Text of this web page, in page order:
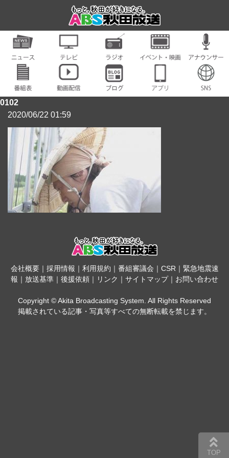
0102
2020/06/22 01:59
会社概要｜ 採用情報 ｜ 利用規約 ｜ 番組審議会 ｜ CSR｜ 緊急地震速
報 ｜ 放送基準 ｜ 後援依頼 ｜ リンク ｜ サイトマップ｜ お問い合わせ
Copyright © Akita Broadcasting System. All Rights Reserved
掲載されている記事・写真等すべての無断転載を禁じます。